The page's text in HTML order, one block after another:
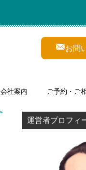
お問
会社案内 ご予約・ご
運営者プロフィ